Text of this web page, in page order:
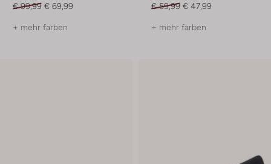
€ 99,99 € 69,99
+ mehr farben
€ 59,99 € 47,99
+ mehr farben